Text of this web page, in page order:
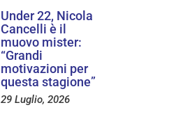
Under 22, Nicola
Cancelli è il
muovo mister:
“Grandi
motivazioni per
questa stagione”
29 Luglio, 2026